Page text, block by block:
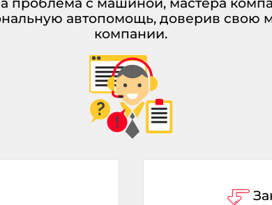
автопомощь, доверив
компании.